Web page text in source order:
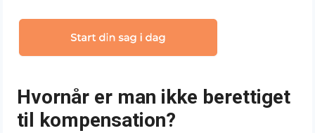
Hvornår er man ikke berettiget
til kompensation?